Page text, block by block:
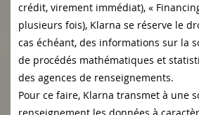
crédit, virement immédiat), «
plusieurs fois), Klarna se réserve le
cas échéant, des informations sur la
de procédés mathématiques et
des agences de renseignements.
Pour ce faire, Klarna transmet à une